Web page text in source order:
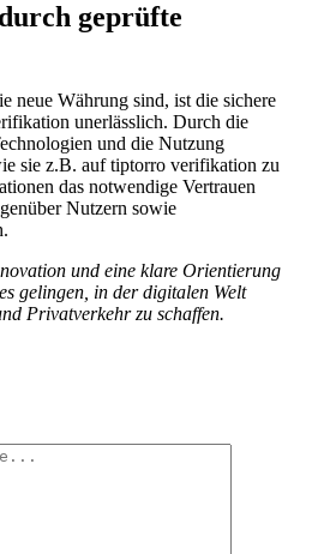
geprüfte
neue Währung sind, ist die sichere
unerlässlich. Durch die
und die Nutzung
sie z.B. auf tiptorro verifikation zu
das notwendige Vertrauen
Nutzern sowie
und eine klare Orientierung
gelingen, in der digitalen Welt
Privatverkehr zu schaffen.